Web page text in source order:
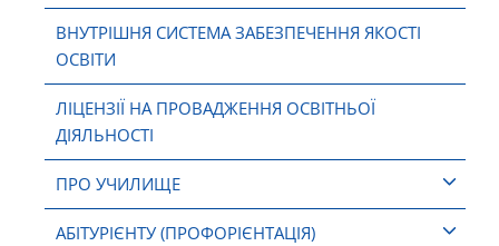
ВНУТРІШНЯ СИСТЕМА ЗАБЕЗПЕЧЕННЯ ЯКОСТІ
ОСВІТИ
ЛІЦЕНЗІЇ НА ПРОВАДЖЕННЯ ОСВІТНЬОЇ
ДІЯЛЬНОСТІ
ПРО УЧИЛИЩЕ
АБІТУРІЄНТУ (ПРОФОРІЄНТАЦІЯ)